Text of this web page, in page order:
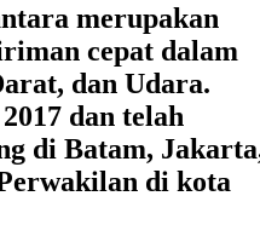
merupakan
cepat dalam
dan Udara.
dan telah
di Batam,
di kota